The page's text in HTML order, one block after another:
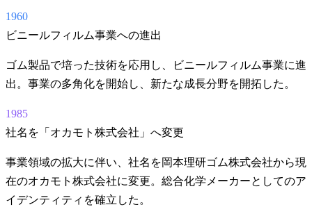
1960
ビニールフィルム事業への進出
ゴム製品で培った技術を応用し、ビニールフィルム事業に進
出。事業の多角化を開始し、新たな成長分野を開拓した。
1985
社名を「オカモト株式会社」へ変更
事業領域の拡大に伴い、社名を岡本理研ゴム株式会社から現
在のオカモト株式会社に変更。総合化学メーカーとしてのア
イデンティティを確立した。